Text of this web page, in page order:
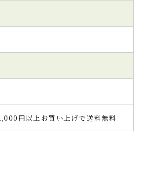
円以上お買い上げで送料無料